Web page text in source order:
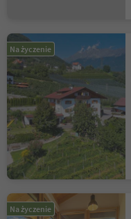
Na życzenie
Na życzenie